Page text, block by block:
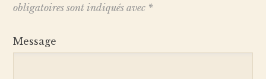
obligatoires sont indiqués avec *
Message